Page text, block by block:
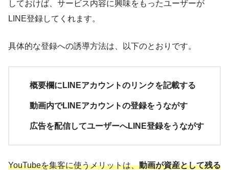
しておけば、サービス内容に興味をもったユーザーが
LINE登録してくれます。
具体的な登録への誘導方法は、以下のとおりです。
概要欄にLINEアカウントのリンクを記載する
動画内でLINEアカウントの登録をうながす
広告を配信してユーザーへLINE登録をうながす
YouTubeを集客に使うメリットは、動画が資産として残る